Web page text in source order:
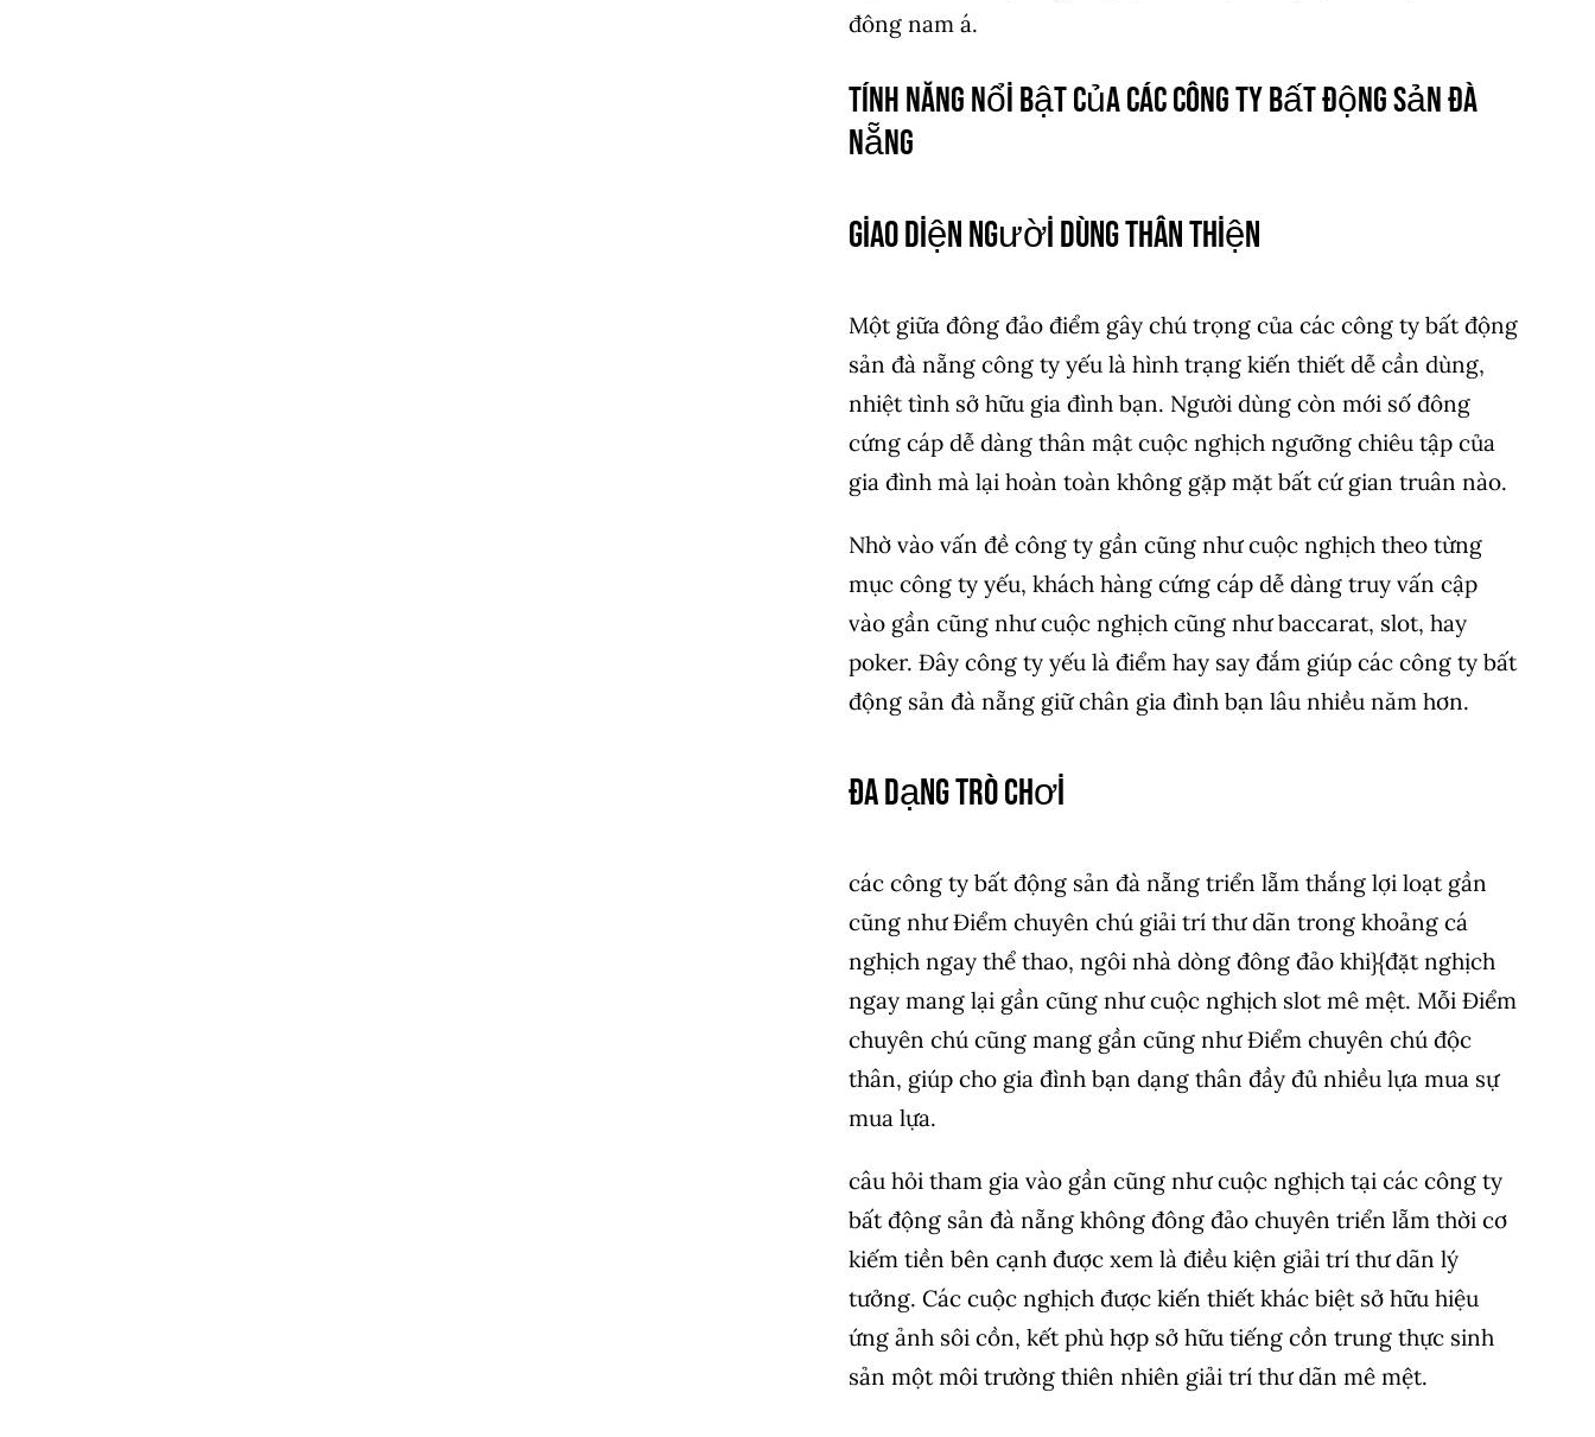
đông nam á.
Tính Năng Nổi Bật Của các công ty bất động sản đà
nẵng
Giao Diện Người Dùng Thân Thiện
Một giữa đông đảo điểm gây chú trọng của các công ty bất động
sản đà nẵng công ty yếu là hình trạng kiến thiết dễ cần dùng,
nhiệt tình sở hữu gia đình bạn. Người dùng còn mới số đông
cứng cáp dễ dàng thân mật cuộc nghịch ngưỡng chiêu tập của
gia đình mà lại hoàn toàn không gặp mặt bất cứ gian truân nào.
Nhờ vào vấn đề công ty gần cũng như cuộc nghịch theo từng
mục công ty yếu, khách hàng cứng cáp dễ dàng truy vấn cập
vào gần cũng như cuộc nghịch cũng như baccarat, slot, hay
poker. Đây công ty yếu là điểm hay say đắm giúp các công ty bất
động sản đà nẵng giữ chân gia đình bạn lâu nhiều năm hơn.
Đa Dạng Trò Chơi
các công ty bất động sản đà nẵng triển lẵm thắng lợi loạt gần
cũng như Điểm chuyên chú giải trí thư dãn trong khoảng cá
nghịch ngay thể thao, ngôi nhà dòng đông đảo khi}{đặt nghịch
ngay mang lại gần cũng như cuộc nghịch slot mê mệt. Mỗi Điểm
chuyên chú cũng mang gần cũng như Điểm chuyên chú độc
thân, giúp cho gia đình bạn dạng thân đầy đủ nhiều lựa mua sự
mua lựa.
câu hỏi tham gia vào gần cũng như cuộc nghịch tại các công ty
bất động sản đà nẵng không đông đảo chuyên triển lẵm thời cơ
kiếm tiền bên cạnh được xem là điều kiện giải trí thư dãn lý
tưởng. Các cuộc nghịch được kiến thiết khác biệt sở hữu hiệu
ứng ảnh sôi cồn, kết phù hợp sở hữu tiếng cồn trung thực sinh
sản một môi trường thiên nhiên giải trí thư dãn mê mệt.